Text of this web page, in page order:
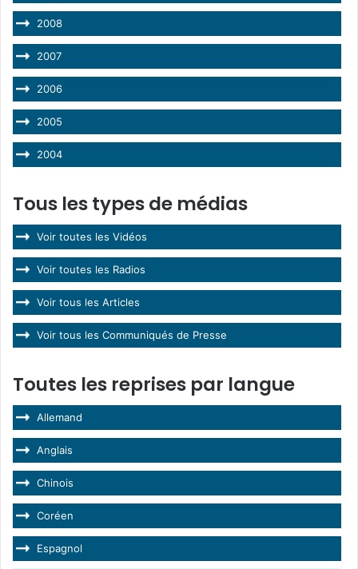
2008
2007
2006
2005
2004
Tous les types de médias
Voir toutes les Vidéos
Voir toutes les Radios
Voir tous les Articles
Voir tous les Communiqués de Presse
Toutes les reprises par langue
Allemand
Anglais
Chinois
Coréen
Espagnol